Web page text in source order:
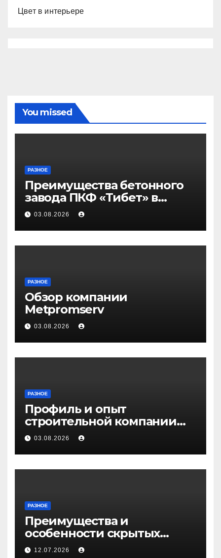
Цвет в интерьере
You missed
РАЗНОЕ
Преимущества бетонного
завода ПКФ «Тибет» в
Волгограде и Волжском
03.08.2026
РАЗНОЕ
Обзор компании
Metpromserv
03.08.2026
РАЗНОЕ
Профиль и опыт
строительной компании
Медичи
03.08.2026
РАЗНОЕ
Преимущества и
особенности скрытых
дверей
12.07.2026